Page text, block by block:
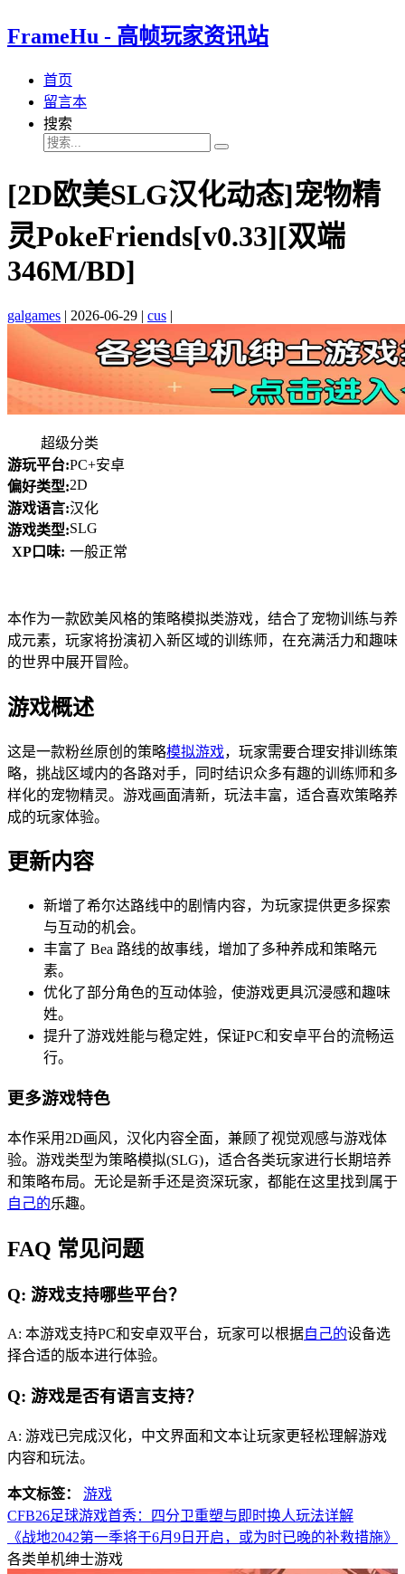
FrameHu - 高帧玩家资讯站
首页
留言本
搜索
[2D欧美SLG汉化动态]宠物精
灵PokeFriends[v0.33][双端
346M/BD]
galgames | 2026-06-29 | cus |
超级分类
游玩平台:PC+安卓
偏好类型:2D
游戏语言:汉化
游戏类型:SLG
XP口味: 一般正常
本作为一款欧美风格的策略模拟类游戏，结合了宠物训练与养
成元素，玩家将扮演初入新区域的训练师，在充满活力和趣味
的世界中展开冒险。
游戏概述
这是一款粉丝原创的策略模拟游戏，玩家需要合理安排训练策
略，挑战区域内的各路对手，同时结识众多有趣的训练师和多
样化的宠物精灵。游戏画面清新，玩法丰富，适合喜欢策略养
成的玩家体验。
更新内容
新增了希尔达路线中的剧情内容，为玩家提供更多探索
与互动的机会。
丰富了 Bea 路线的故事线，增加了多种养成和策略元
素。
优化了部分角色的互动体验，使游戏更具沉浸感和趣味
姓。
提升了游戏姓能与稳定姓，保证PC和安卓平台的流畅运
行。
更多游戏特色
本作采用2D画风，汉化内容全面，兼顾了视觉观感与游戏体
验。游戏类型为策略模拟(SLG)，适合各类玩家进行长期培养
和策略布局。无论是新手还是资深玩家，都能在这里找到属于
自己的乐趣。
FAQ 常见问题
Q: 游戏支持哪些平台？
A: 本游戏支持PC和安卓双平台，玩家可以根据自己的设备选
择合适的版本进行体验。
Q: 游戏是否有语言支持？
A: 游戏已完成汉化，中文界面和文本让玩家更轻松理解游戏
内容和玩法。
本文标签：
游戏
CFB26足球游戏首秀：四分卫重塑与即时换人玩法详解
《战地2042第一季将于6月9日开启，或为时已晚的补救措施》
各类单机绅士游戏